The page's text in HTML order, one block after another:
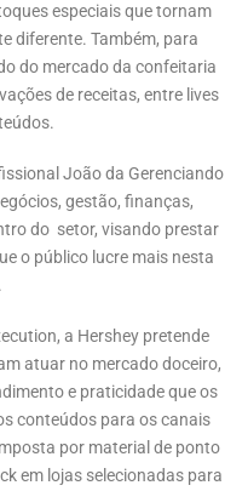
especiais que tornam
diferente. Também, para
do mercado da confeitaria
de receitas, entre lives
João da Gerenciando
gestão, finanças,
do setor, visando prestar
o público lucre mais nesta
a Hershey pretende
atuar no mercado doceiro,
e praticidade que os
conteúdos para os canais
por material de ponto
em lojas selecionadas para